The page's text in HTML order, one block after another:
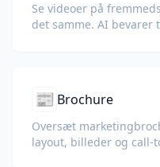
Se videoer på
det samme. AI
📰 Brochure
Oversæt
layout, billeder og call-